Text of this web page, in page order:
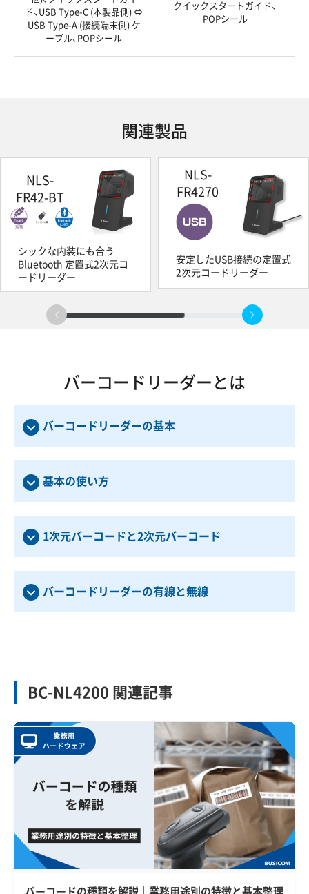
ド、USB Type-C (本製品側) ⇔
USB Type-A (接続端末側) ケ
ーブル、POPシール
クイックスタートガイド、
POPシール
関連製品
NLS-
FR42-BT
シックな内装にも合う
Bluetooth 定置式2次元コ
ードリーダー
NLS-
FR4270
安定したUSB接続の定置式
2次元コードリーダー
バーコードリーダーとは
バーコードリーダーの基本
基本の使い方
1次元バーコードと2次元バーコード
バーコードリーダーの有線と無線
BC-NL4200 関連記事
バーコードの種類を解説｜業務用途別の特徴と基本整理